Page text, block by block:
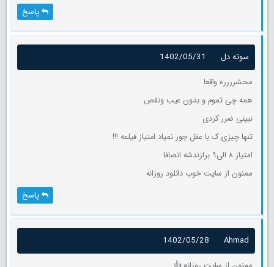
پاسخ
سوته دل
1402/05/31
محشرررره واقعا
همه چی تموم و بدون عیب ونقص
نبینی ضرر کردی
تنها چیزی ک با عقل جور نمیاد امتیاز فیلمه !!!
امتیاز ۸ الی۹ برازندشه انصافا
ممنون از سایت خوب دانلود روزانه
پاسخ
Ahmad
1402/05/28